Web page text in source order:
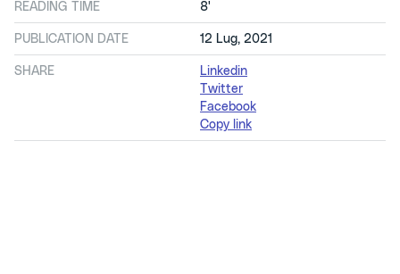
READING TIME 8'
PUBLICATION DATE 12 Lug, 2021
SHARE
Linkedin
Twitter
Facebook
Copy link